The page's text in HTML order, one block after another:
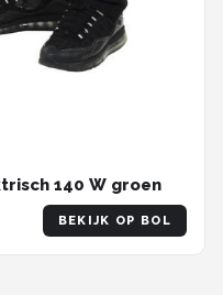
140 W groen
BEKIJK OP BOL